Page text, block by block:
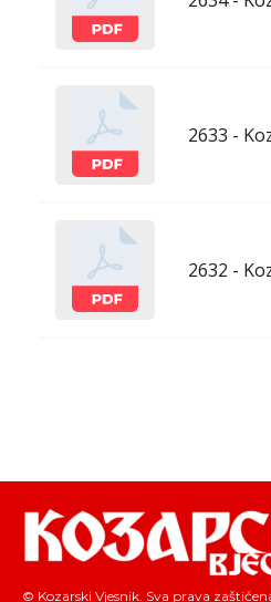
2633 -
2632 -
© Kozarski Vjesnik. Sva prava